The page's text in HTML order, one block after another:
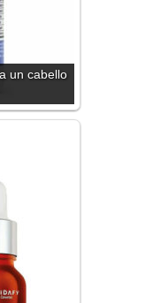
un cabello